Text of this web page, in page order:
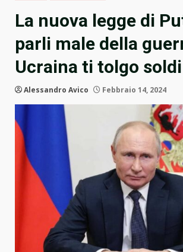
La nuova legge di
parli male della
Ucraina ti tolgo
Alessandro Avico Febbraio 14, 2024